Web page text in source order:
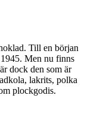
Till en början
Men nu finns
dock den som är
lakrits, polka
plockgodis.